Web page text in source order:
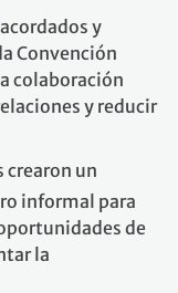
acordados y
Convención
colaboración
y reducir
crearon un
informal para
de
la